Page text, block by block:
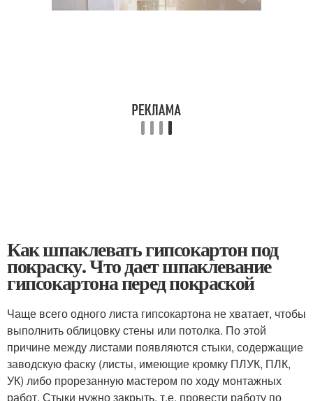
Как шпаклевать гипсокартон под
покраску. Что дает шпаклевание
гипсокартона перед покраской
Чаще всего одного листа гипсокартона не хватает, чтобы
выполнить облицовку стены или потолка. По этой
причине между листами появляются стыки, содержащие
заводскую фаску (листы, имеющие кромку ПЛУК, ПЛК,
УК) либо прорезанную мастером по ходу монтажных
работ. Стыки нужно закрыть, т.е. провести работу по